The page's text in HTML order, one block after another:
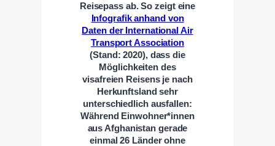
Reisepass ab. So zeigt eine
Infografik anhand von
Daten der International Air
Transport Association
(Stand: 2020), dass die
Möglichkeiten des
visafreien Reisens je nach
Herkunftsland sehr
unterschiedlich ausfallen:
Während Einwohner*innen
aus Afghanistan gerade
einmal 26 Länder ohne